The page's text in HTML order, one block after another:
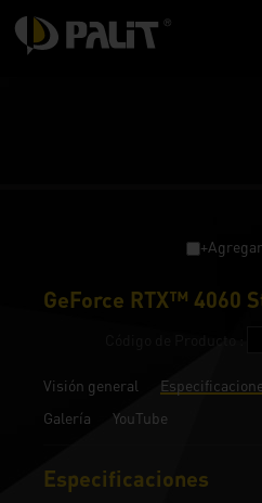
GeForce RTX™ 4060
Visión general
Galería
YouTube
Especificaciones